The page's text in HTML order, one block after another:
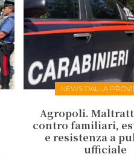
NEWS DALLA
Agropoli.
contro familiari,
e resistenza a
ufficiale